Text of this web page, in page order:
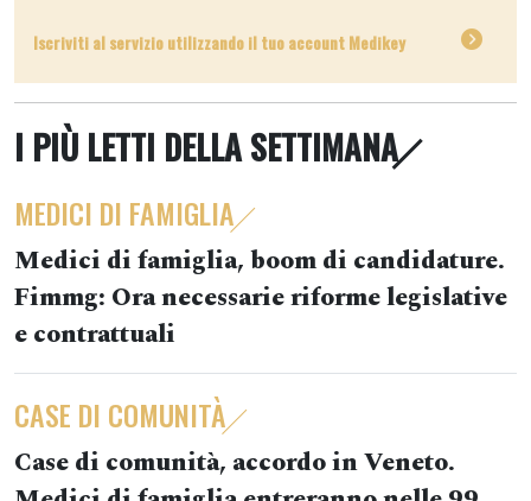
Iscriviti al servizio utilizzando il tuo account Medikey
I PIÙ LETTI DELLA SETTIMANA
MEDICI DI FAMIGLIA
Medici di famiglia, boom di candidature.
Fimmg: Ora necessarie riforme legislative
e contrattuali
CASE DI COMUNITÀ
Case di comunità, accordo in Veneto.